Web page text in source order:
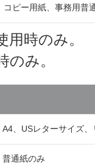
コピー用紙、事務用普
時のみ。
み。
A4、USレターサイズ
普通紙のみ